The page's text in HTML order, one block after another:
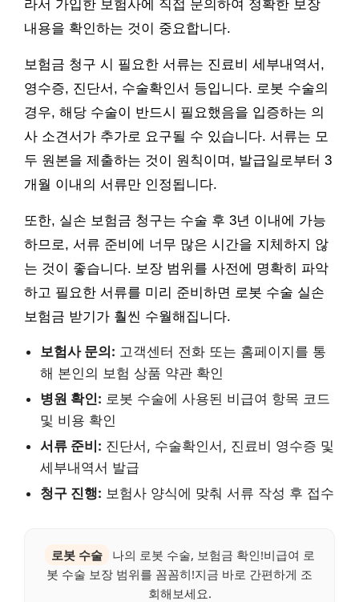
라서 가입한 보험사에 직접 문의하여 정확한 보장
내용을 확인하는 것이 중요합니다.
보험금 청구 시 필요한 서류는 진료비 세부내역서,
영수증, 진단서, 수술확인서 등입니다. 로봇 수술의
경우, 해당 수술이 반드시 필요했음을 입증하는 의
사 소견서가 추가로 요구될 수 있습니다. 서류는 모
두 원본을 제출하는 것이 원칙이며, 발급일로부터 3
개월 이내의 서류만 인정됩니다.
또한, 실손 보험금 청구는 수술 후 3년 이내에 가능
하므로, 서류 준비에 너무 많은 시간을 지체하지 않
는 것이 좋습니다. 보장 범위를 사전에 명확히 파악
하고 필요한 서류를 미리 준비하면 로봇 수술 실손
보험금 받기가 훨씬 수월해집니다.
보험사 문의: 고객센터 전화 또는 홈페이지를 통
해 본인의 보험 상품 약관 확인
병원 확인: 로봇 수술에 사용된 비급여 항목 코드
및 비용 확인
서류 준비: 진단서, 수술확인서, 진료비 영수증 및
세부내역서 발급
청구 진행: 보험사 양식에 맞춰 서류 작성 후 접수
로봇 수술
나의 로봇 수술, 보험금 확인!비급여 로
봇 수술 보장 범위를 꼼꼼히!지금 바로 간편하게 조
회해보세요.